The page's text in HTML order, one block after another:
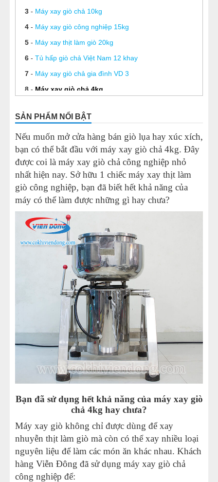
3- Máy xay giò chả 10kg
4- Máy xay giò công nghiệp 15kg
5- Máy xay thịt làm giò 20kg
6- Tủ hấp giò chả Việt Nam 12 khay
7- Máy xay giò chả gia đình VD 3
8- Máy xay giò chả 4kg
SẢN PHẨM NỔI BẬT
Nếu muốn mở cửa hàng bán giò lụa hay xúc xích,
bạn có thể bắt đầu với máy xay giò chả 4kg. Đây
được coi là máy xay giò chả công nghiệp nhỏ
nhất hiện nay. Sở hữu 1 chiếc máy xay thịt làm
giò công nghiệp, bạn đã biết hết khả năng của
máy có thể làm được những gì hay chưa?
Bạn đã sử dụng hết khả năng của máy xay giò
chả 4kg hay chưa?
Máy xay giò không chỉ được dùng để xay
nhuyễn thịt làm giò mà còn có thể xay nhiều loại
nguyên liệu để làm các món ăn khác nhau. Khách
hàng Viễn Đông đã sử dụng máy xay giò chả
công nghiệp để: